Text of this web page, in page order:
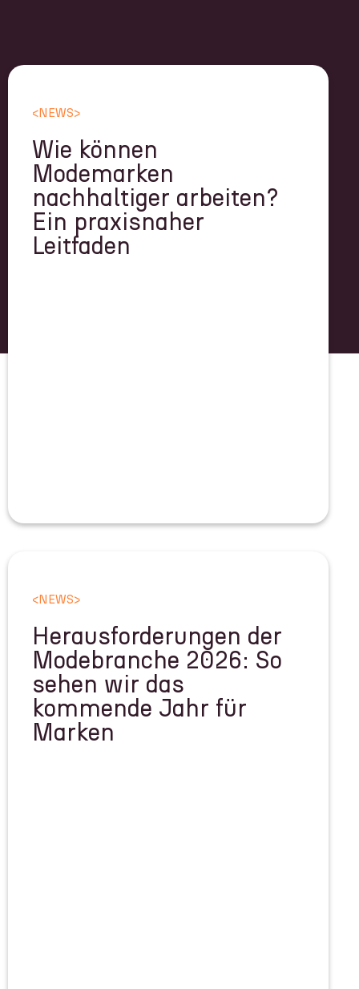
< NEWS>
Wie können
Modemarken
nachhaltiger arbeiten?
Ein praxisnaher
Leitfaden
< NEWS>
Herausforderungen der
Modebranche 2026: So
sehen wir das
kommende Jahr für
Marken